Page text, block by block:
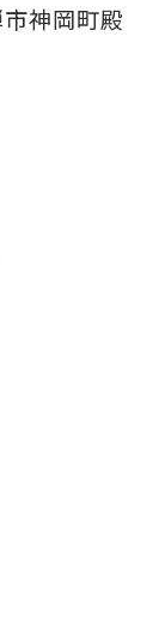
神岡町殿